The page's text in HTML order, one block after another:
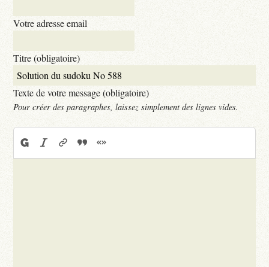
Votre adresse email
Titre (obligatoire)
Texte de votre message (obligatoire)
Pour créer des paragraphes, laissez simplement des lignes vides.